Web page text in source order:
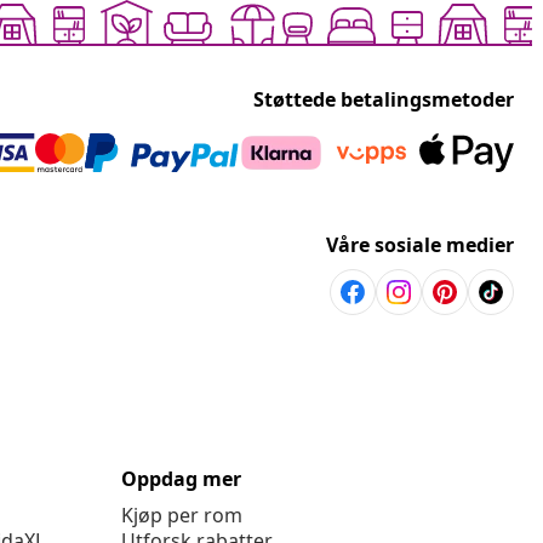
Støttede betalingsmetoder
Våre sosiale medier
Oppdag mer
Kjøp per rom